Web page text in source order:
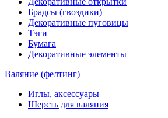
Брадсы (гвоздики)
Декоративные пуговицы
Тэги
Бумага
Декоративные элементы
Валяние (фелтинг)
Иглы, аксессуары
Шерсть для валяния